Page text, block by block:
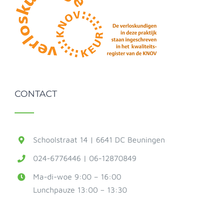
CONTACT
Schoolstraat 14 | 6641 DC Beuningen
024-6776446 | 06-12870849
Ma-di-woe 9:00 – 16:00
Lunchpauze 13:00 – 13:30